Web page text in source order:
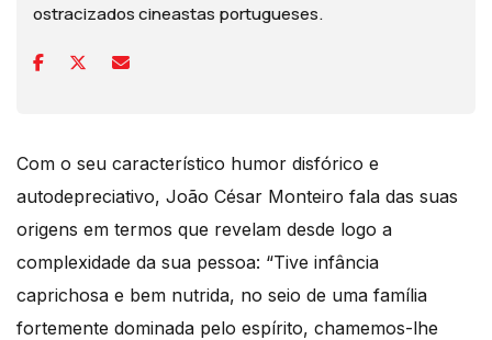
ostracizados cineastas portugueses.
Com o seu característico humor disfórico e
autodepreciativo, João César Monteiro fala das suas
origens em termos que revelam desde logo a
complexidade da sua pessoa: “Tive infância
caprichosa e bem nutrida, no seio de uma família
fortemente dominada pelo espírito, chamemos-lhe